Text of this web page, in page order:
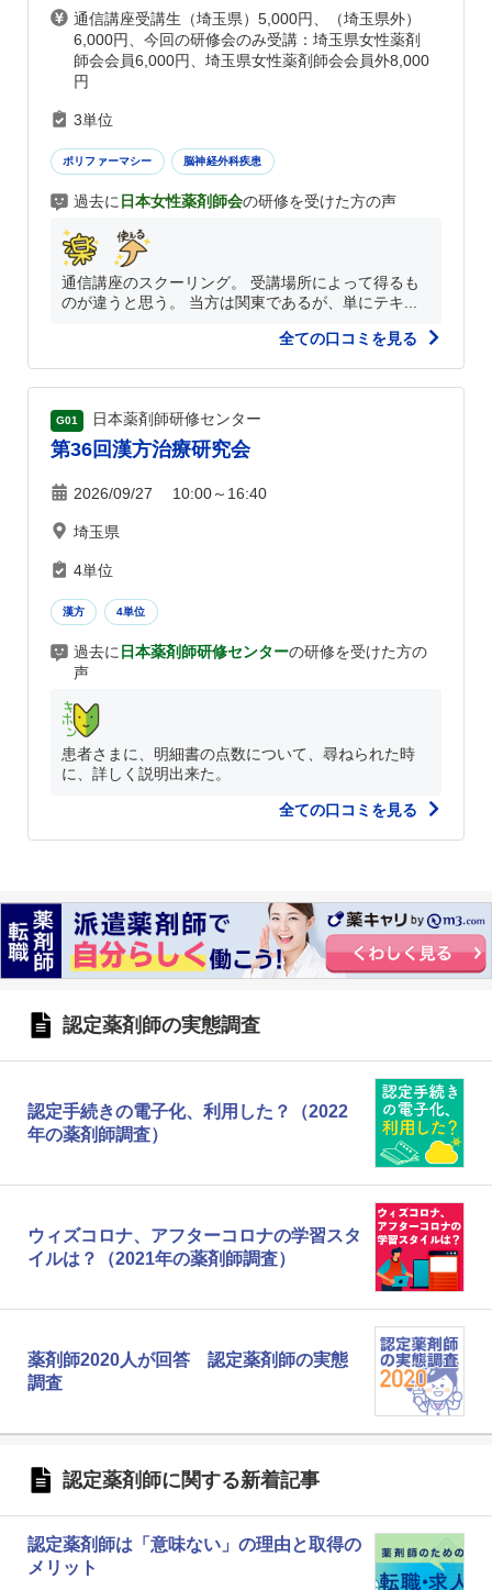
通信講座受講生（埼玉県）5,000円、（埼玉県外）
6,000円、今回の研修会のみ受講：埼玉県女性薬剤
師会会員6,000円、埼玉県女性薬剤師会会員外8,000
円
3単位
ポリファーマシー 脳神経外科疾患
過去に 日本女性薬剤師会の研修を受けた方の声
通信講座のスクーリング。 受講場所によって得るも
のが違うと思う。 当方は関東であるが、単にテキ...
全ての口コミを見る
G01 日本薬剤師研修センター
第36回漢方治療研究会
2026/09/27 10:00～16:40
埼玉県
4単位
漢方 4単位
過去に 日本薬剤師研修センターの研修を受けた方の
声
患者さまに、明細書の点数について、尋ねられた時
に、詳しく説明出来た。
全ての口コミを見る
認定薬剤師の実態調査
認定手続きの電子化、利用した？（2022
年の薬剤師調査）
ウィズコロナ、アフターコロナの学習スタ
イルは？（2021年の薬剤師調査）
薬剤師2020人が回答 認定薬剤師の実態
調査
認定薬剤師に関する新着記事
認定薬剤師は「意味ない」の理由と取得の
メリット